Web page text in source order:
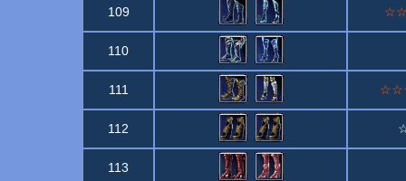
109
110
111
112
113